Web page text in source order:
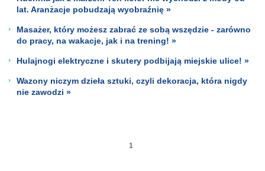
lat. Aranżacje pobudzają wyobraźnię »
Masażer, który możesz zabrać ze sobą wszędzie - zarówno
do pracy, na wakacje, jak i na trening! »
Hulajnogi elektryczne i skutery podbijają miejskie ulice! »
Wazony niczym dzieła sztuki, czyli dekoracja, która nigdy
nie zawodzi »
1